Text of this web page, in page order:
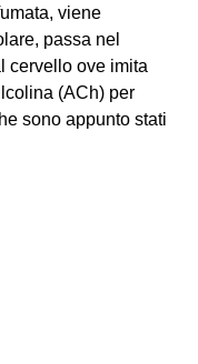
viene
passa nel
cervello ove imita
(ACh) per
sono appunto stati